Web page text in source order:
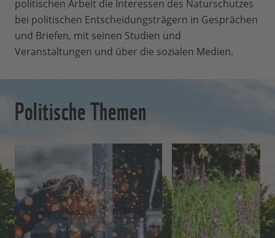
politischen Arbeit die Interessen des Naturschutzes
bei politischen Entscheidungsträgern in Gesprächen
und Briefen, mit seinen Studien und
Veranstaltungen und über die sozialen Medien.
Politische Themen